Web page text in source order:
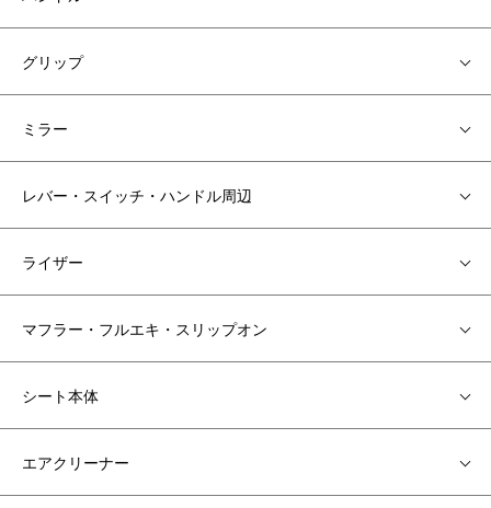
グリップ
ミラー
レバー・スイッチ・ハンドル周辺
ライザー
マフラー・フルエキ・スリップオン
シート本体
エアクリーナー